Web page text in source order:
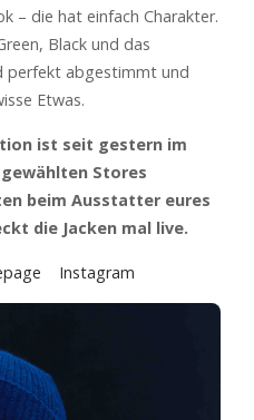
– die hat einfach Charakter.
Black und das
perfekt abgestimmt und
Etwas.
ist seit gestern im
Stores
beim Ausstatter eures
die Jacken mal live.
Instagram